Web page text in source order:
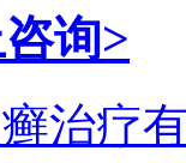
询>
治疗